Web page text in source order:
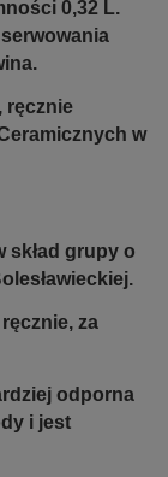
0,32 L.
ręcznie
w
skład grupy o
za
odporna
i jest